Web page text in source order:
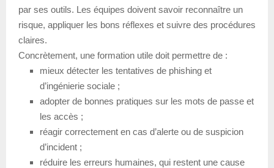
par ses outils. Les équipes doivent savoir reconnaître un
risque, appliquer les bons réflexes et suivre des procédures
claires.
Concrètement, une formation utile doit permettre de :
mieux détecter les tentatives de phishing et
d’ingénierie sociale ;
adopter de bonnes pratiques sur les mots de passe et
les accès ;
réagir correctement en cas d’alerte ou de suspicion
d’incident ;
réduire les erreurs humaines, qui restent une cause